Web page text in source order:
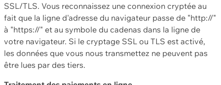
SSL/TLS. Vous reconnaissez une connexion cryptée au
fait que la ligne d'adresse du navigateur passe de "http://"
à "https://" et au symbole du cadenas dans la ligne de
votre navigateur. Si le cryptage SSL ou TLS est activé,
les données que vous nous transmettez ne peuvent pas
être lues par des tiers.